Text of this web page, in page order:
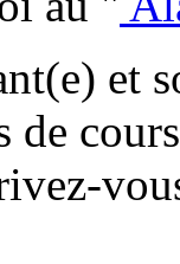
et
de